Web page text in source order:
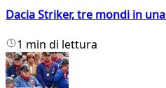
Dacia Striker, tre mondi in
1 min di lettura